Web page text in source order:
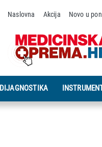
Naslovna Akcija Novo u